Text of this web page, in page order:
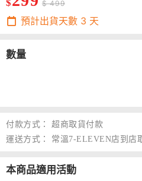
$ $ 499
預計出貨天數 3 天
數量
付款方式：
超商取貨付款
運送方式：
常溫7-ELEVEN店到店
本商品適用活動